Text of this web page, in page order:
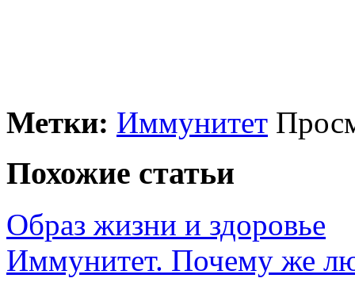
Метки: Иммунитет
Похожие статьи
Образ жизни и здоровье
Иммунитет. Почему же